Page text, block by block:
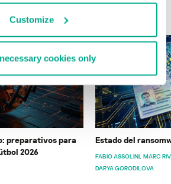
Customize
cookies only
preparativos para
2026
Estado del
FABIO ASSOLINI MARC
DARYA GORODILOVA